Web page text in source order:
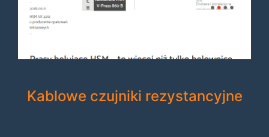
Kablowe czujniki rezystancyjne